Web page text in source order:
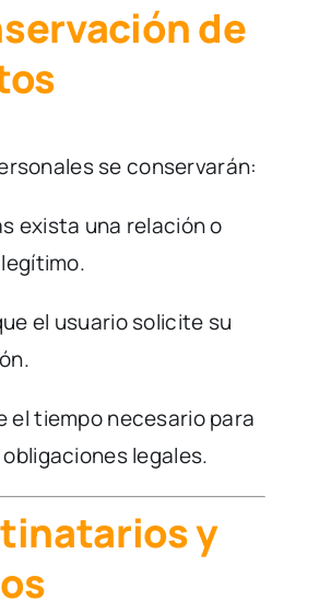
de
se conservarán:
exista una relación o
el usuario solicite su
el tiempo necesario para
legales.
y